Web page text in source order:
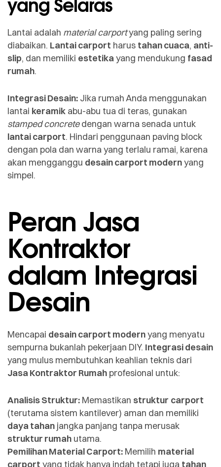
yang Selaras
Lantai adalah material carportyang paling sering
diabaikan. Lantai carport harus tahan cuaca, anti-
slip, dan memiliki estetikayang mendukung fasad
rumah.
Integrasi Desain: Jika rumah Anda menggunakan
lantai keramik abu-abu tua di teras, gunakan
stamped concretedengan warna senada untuk
lantai carport. Hindari penggunaan paving block
dengan pola dan warna yang terlalu ramai, karena
akan mengganggu desain carport modernyang
simpel.
Peran Jasa
Kontraktor
dalam Integrasi
Desain
Mencapai desain carport modernyang menyatu
sempurna bukanlah pekerjaan DIY. Integrasi desain
yang mulus membutuhkan keahlian teknis dari
Jasa Kontraktor Rumah profesional untuk:
Analisis Struktur: Memastikan struktur carport
(terutama sistem kantilever) aman dan memiliki
daya tahan jangka panjang tanpa merusak
struktur rumah utama.
Pemilihan Material Carport: Memilih material
carport yang tidak hanya indah tetapi juga tahan